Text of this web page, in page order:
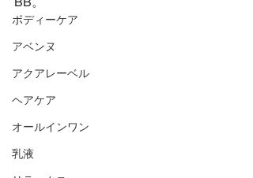
ボディーケア
アベンヌ
アクアレーベル
ヘアケア
オールインワン
乳液